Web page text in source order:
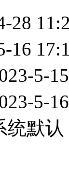
28
16
5-
5-
统默认